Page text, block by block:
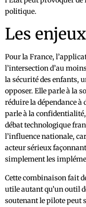
politique.
Les
Pour la France,
l’intersection d’au
la sécurité des enfants,
opposer. Elle parle à la
réduire la dépendance à
parle à la
débat technologique
l’influence nationale,
acteur sérieux
simplement les
Cette combinaison fait
utile autant qu’un outil
soutenant le pilote peut